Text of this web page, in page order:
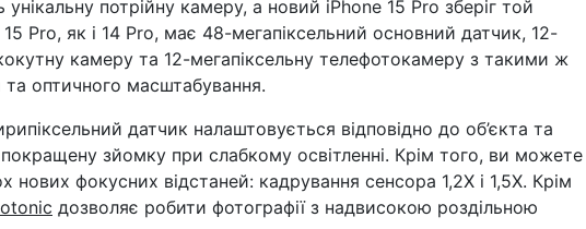
потрійну камеру, а новий iPhone 15 Pro зберіг той
Pro, як і 14 Pro, має 48-мегапіксельний основний датчик, 12-
камеру та 12-мегапіксельну телефотокамеру з такими ж
оптичного масштабування.
датчик налаштовується відповідно до об’єкта та
зйомку при слабкому освітленні. Крім того, ви можете
фокусних відстаней: кадрування сенсора 1,2X і 1,5X. Крім
дозволяє робити фотографії з надвисокою роздільною